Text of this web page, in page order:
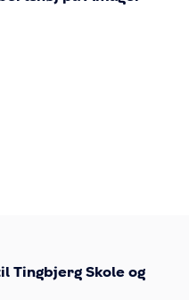
Tingbjerg Skole og